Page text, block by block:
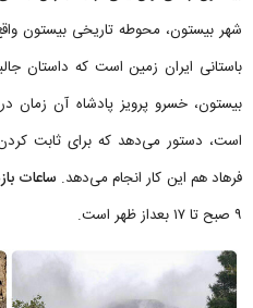
شهر بیستون، محوطه تاریخی بیستون
باستانی ایران زمین است که داستان
بیستون، خسرو پرویز پادشاه آن زمان
است، دستور می‌دهد که برای ثابت
فرهاد هم این کار انجام می‌دهد. ساعات
۹ صبح تا ۱۷ بعداز ظهر است.